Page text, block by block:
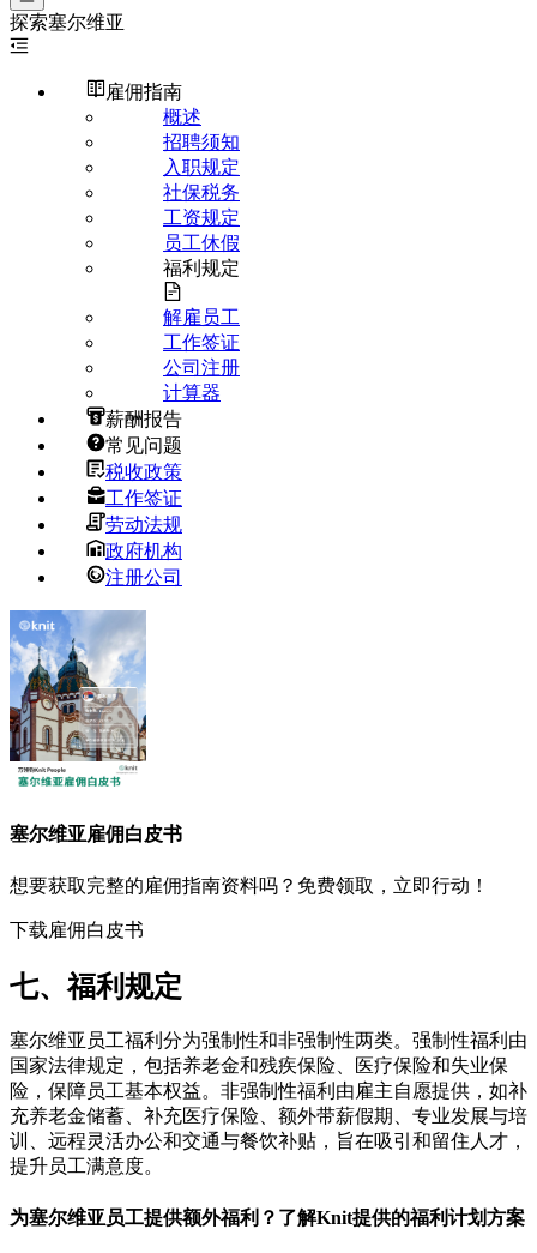
探索塞尔维亚
雇佣指南
概述
招聘须知
入职规定
社保税务
工资规定
员工休假
福利规定
解雇员工
工作签证
公司注册
计算器
薪酬报告
常见问题
税收政策
工作签证
劳动法规
政府机构
注册公司
塞尔维亚雇佣白皮书
想要获取完整的雇佣指南资料吗？免费领取，立即行动！
下载雇佣白皮书
七、福利规定
塞尔维亚员工福利分为强制性和非强制性两类。强制性福利由
国家法律规定，包括养老金和残疾保险、医疗保险和失业保
险，保障员工基本权益。非强制性福利由雇主自愿提供，如补
充养老金储蓄、补充医疗保险、额外带薪假期、专业发展与培
训、远程灵活办公和交通与餐饮补贴，旨在吸引和留住人才，
提升员工满意度。
为塞尔维亚员工提供额外福利？了解Knit提供的福利计划方案